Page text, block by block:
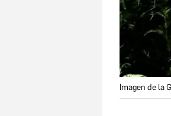
Imagen de la